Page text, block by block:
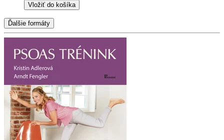
Vložiť do košíka
Ďalšie formáty